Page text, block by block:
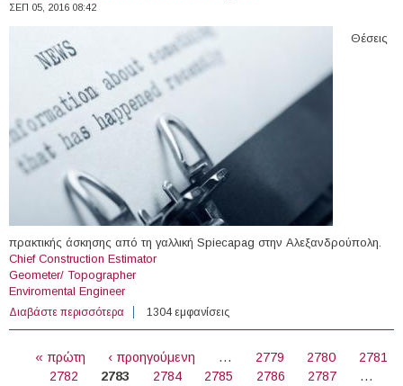
ΣΕΠ 05, 2016 08:42
Θέσεις
πρακτικής άσκησης από τη γαλλική Spiecapag στην Αλεξανδρούπολη.
Chief Construction Estimator
Geometer/ Topographer
Enviromental Engineer
Διαβάστε περισσότερα για Vie at SPIECAPAG in Alexandroupoli
1304 εμφανίσεις
« πρώτη ‹ προηγούμενη … 2779 2780
2781
2782
2783 2784 2785 2786 2787
…